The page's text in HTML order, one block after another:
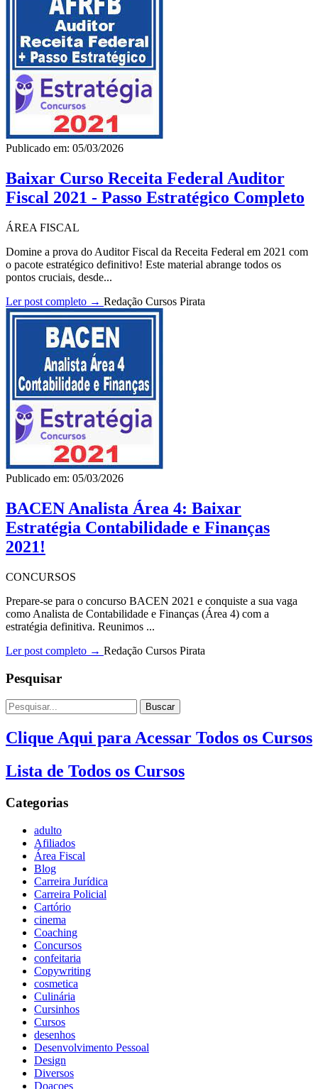
Publicado em: 05/03/2026
Baixar Curso Receita Federal Auditor
Fiscal 2021 - Passo Estratégico Completo
ÁREA FISCAL
Domine a prova do Auditor Fiscal da Receita Federal em 2021 com
o pacote estratégico definitivo! Este material abrange todos os
pontos cruciais, desde...
Ler post completo → Redação Cursos Pirata
Publicado em: 05/03/2026
BACEN Analista Área 4: Baixar
Estratégia Contabilidade e Finanças
2021!
CONCURSOS
Prepare-se para o concurso BACEN 2021 e conquiste a sua vaga
como Analista de Contabilidade e Finanças (Área 4) com a
estratégia definitiva. Reunimos ...
Ler post completo → Redação Cursos Pirata
Pesquisar
Buscar
Clique Aqui para Acessar Todos os Cursos
Lista de Todos os Cursos
Categorias
adulto
Afiliados
Área Fiscal
Blog
Carreira Jurídica
Carreira Policial
Cartório
cinema
Coaching
Concursos
confeitaria
Copywriting
cosmetica
Culinária
Cursinhos
Cursos
desenhos
Desenvolvimento Pessoal
Design
Diversos
Doaçoes